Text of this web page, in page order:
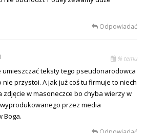
Odpowiadać
% temu
umieszczać teksty tego pseudonarodowca
nie przystoi. A jak już coś tu firmuje to niech
w masoneczce bo chyba wierzy w
przez media
Boga.